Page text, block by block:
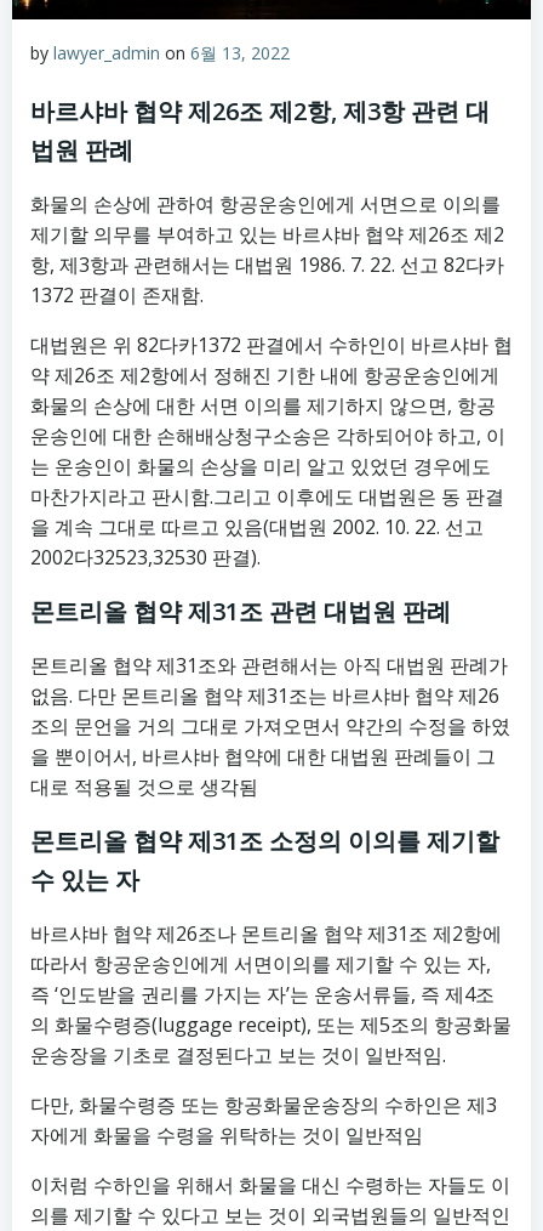
by lawyer_admin on 6월 13, 2022
바르샤바 협약 제26조 제2항, 제3항 관련 대
법원 판례
화물의 손상에 관하여 항공운송인에게 서면으로 이의를
제기할 의무를 부여하고 있는 바르샤바 협약 제26조 제2
항, 제3항과 관련해서는 대법원 1986. 7. 22. 선고 82다카
1372 판결이 존재함.
대법원은 위 82다카1372 판결에서 수하인이 바르샤바 협
약 제26조 제2항에서 정해진 기한 내에 항공운송인에게
화물의 손상에 대한 서면 이의를 제기하지 않으면, 항공
운송인에 대한 손해배상청구소송은 각하되어야 하고, 이
는 운송인이 화물의 손상을 미리 알고 있었던 경우에도
마찬가지라고 판시함.그리고 이후에도 대법원은 동 판결
을 계속 그대로 따르고 있음(대법원 2002. 10. 22. 선고
2002다32523,32530 판결).
몬트리올 협약 제31조 관련 대법원 판례
몬트리올 협약 제31조와 관련해서는 아직 대법원 판례가
없음. 다만 몬트리올 협약 제31조는 바르샤바 협약 제26
조의 문언을 거의 그대로 가져오면서 약간의 수정을 하였
을 뿐이어서, 바르샤바 협약에 대한 대법원 판례들이 그
대로 적용될 것으로 생각됨
몬트리올 협약 제31조 소정의 이의를 제기할
수 있는 자
바르샤바 협약 제26조나 몬트리올 협약 제31조 제2항에
따라서 항공운송인에게 서면이의를 제기할 수 있는 자,
즉 ‘인도받을 권리를 가지는 자’는 운송서류들, 즉 제4조
의 화물수령증(luggage receipt), 또는 제5조의 항공화물
운송장을 기초로 결정된다고 보는 것이 일반적임.
다만, 화물수령증 또는 항공화물운송장의 수하인은 제3
자에게 화물을 수령을 위탁하는 것이 일반적임
이처럼 수하인을 위해서 화물을 대신 수령하는 자들도 이
의를 제기할 수 있다고 보는 것이 외국법원들의 일반적인